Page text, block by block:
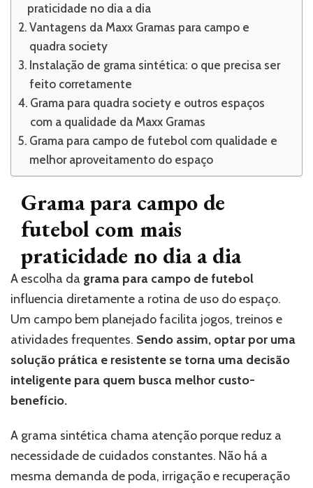
praticidade no dia a dia
Vantagens da Maxx Gramas para campo e
quadra society
Instalação de grama sintética: o que precisa ser
feito corretamente
Grama para quadra society e outros espaços
com a qualidade da Maxx Gramas
Grama para campo de futebol com qualidade e
melhor aproveitamento do espaço
Grama para campo de
futebol com mais
praticidade no dia a dia
A escolha da grama para campo de futebol
influencia diretamente a rotina de uso do espaço.
Um campo bem planejado facilita jogos, treinos e
atividades frequentes. Sendo assim, optar por uma
solução prática e resistente se torna uma decisão
inteligente para quem busca melhor custo-
benefício.
A grama sintética chama atenção porque reduz a
necessidade de cuidados constantes. Não há a
mesma demanda de poda, irrigação e recuperação